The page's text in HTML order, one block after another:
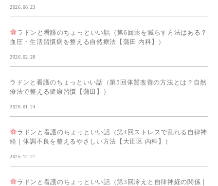
2026.06.23
ラドンと看護のちょっといい話（第6回薬を減らす方法はある？
血圧・生活習慣病を整える自然療法【蒲田 内科】）
2026.02.28
ラドンと看護のちょっといい話（第5回体質改善の方法とは？自然
療法で整える健康習慣【蒲田】）
2026.01.24
ラドンと看護のちょっといい話（第4回ストレスで乱れる自律神
経｜体調不良を整えるやさしい方法【大田区 内科】）
2025.12.27
ラドンと看護のちょっといい話（第3回冷えと自律神経の関係｜